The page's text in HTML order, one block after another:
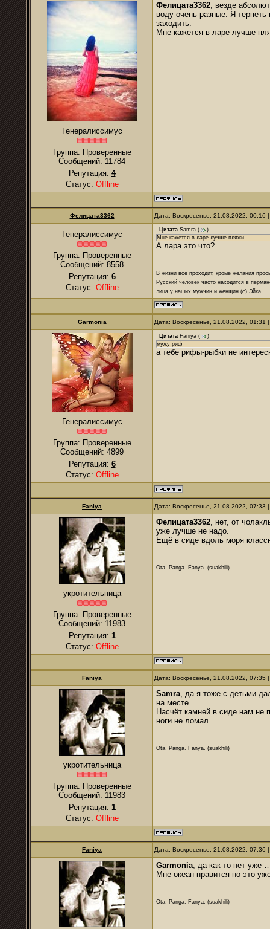
Генералиссимус
Группа: Проверенные
Сообщений: 11784
Репутация: 4
Статус: Offline
Фелицата3362, везде
воду очень разные. Я
заходить.
Мне кажется в ларе лучше
Фелицата3362 Дата: Воскресенье, 21.08.2022,
Генералиссимус
Группа: Проверенные
Сообщений: 8558
Репутация: 6
Статус: Offline
Цитата Samra (
)
Мне кажется в ларе лучше пляжи
А лара это что?
В жизни всё проходит, кроме желания
Русский человек часто находится в
лица у наших мужчин и женщин (с) Эйка
Garmonia Дата: Воскресенье, 21.08.2022,
Генералиссимус
Группа: Проверенные
Сообщений: 4899
Репутация: 6
Статус: Offline
Цитата Faniya (
)
мужу риф
а тебе рифы-рыбки не
Faniya Дата: Воскресенье, 21.08.2022,
укротительница
Группа: Проверенные
Сообщений: 11983
Репутация: 1
Статус: Offline
Фелицата3362, нет, от
уже лучше не надо.
Ещё в сиде вдоль моря
Ota. Panga. Fanya. (suakhili)
Faniya Дата: Воскресенье, 21.08.2022,
укротительница
Группа: Проверенные
Сообщений: 11983
Репутация: 1
Статус: Offline
Samra, да я тоже с детьми
на месте.
Насчёт камней в сиде нам не
ноги не ломал
Ota. Panga. Fanya. (suakhili)
Faniya Дата: Воскресенье, 21.08.2022,
Garmonia, да как-то нет уже
Мне океан нравится но это
Ota. Panga. Fanya. (suakhili)